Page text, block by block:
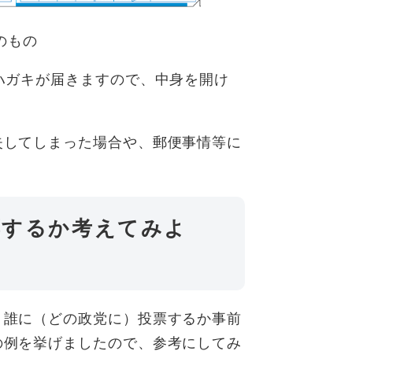
もの
キが届きますので、中身を開け
てしまった場合や、郵便事情等に
るか考えてみよ
に（どの政党に）投票するか事前
を挙げましたので、参考にしてみ